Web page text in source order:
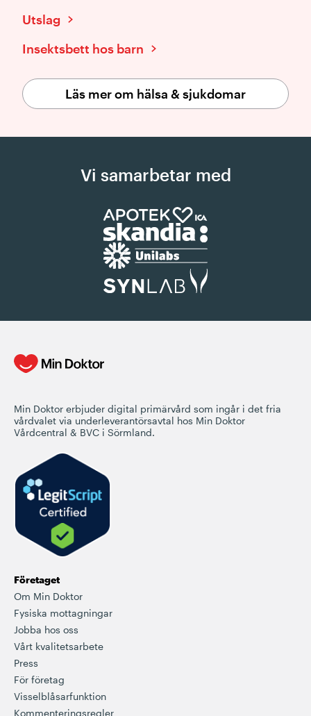
Utslag
Insektsbett hos barn
Läs mer om hälsa & sjukdomar
Vi samarbetar med
Min Doktor erbjuder digital primärvård som ingår i det fria
vårdvalet via underleverantörsavtal hos Min Doktor
Vårdcentral & BVC i Sörmland.
Företaget
Om Min Doktor
Fysiska mottagningar
Jobba hos oss
Vårt kvalitetsarbete
Press
För företag
Visselblåsarfunktion
Kommenteringsregler